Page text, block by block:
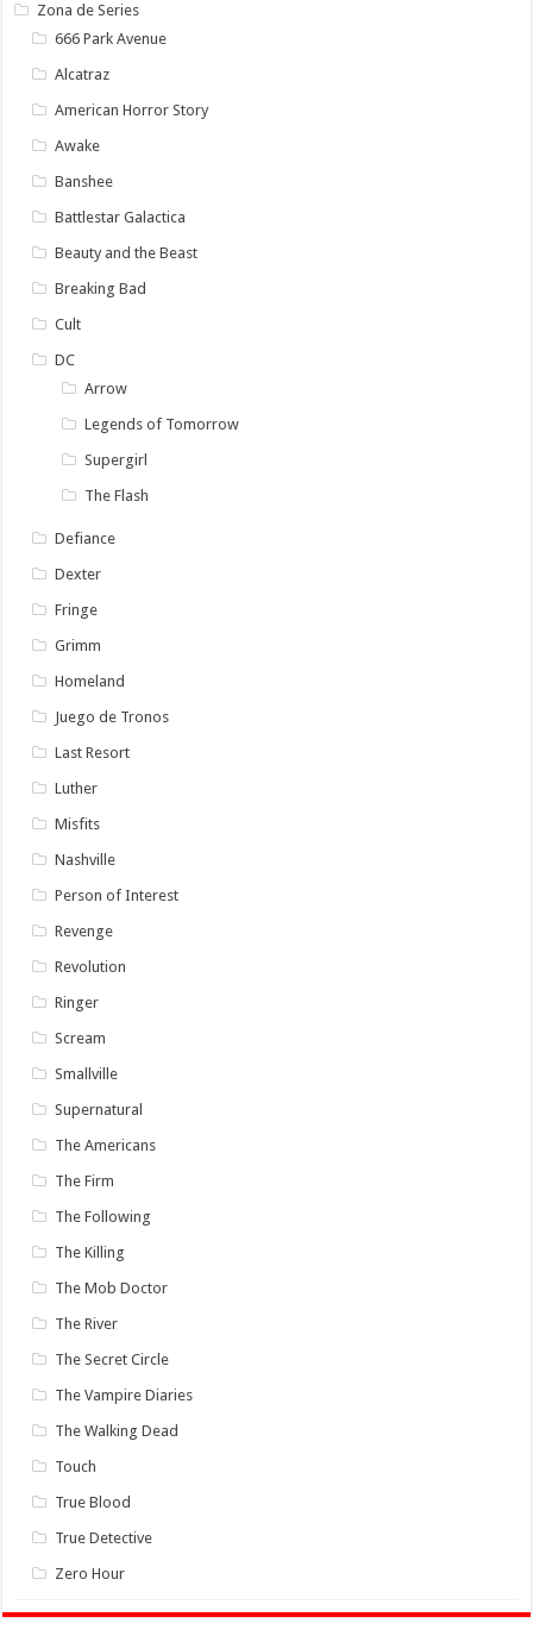
Zona de Series
666 Park Avenue
Alcatraz
American Horror Story
Awake
Banshee
Battlestar Galactica
Beauty and the Beast
Breaking Bad
Cult
DC
Arrow
Legends of Tomorrow
Supergirl
The Flash
Defiance
Dexter
Fringe
Grimm
Homeland
Juego de Tronos
Last Resort
Luther
Misfits
Nashville
Person of Interest
Revenge
Revolution
Ringer
Scream
Smallville
Supernatural
The Americans
The Firm
The Following
The Killing
The Mob Doctor
The River
The Secret Circle
The Vampire Diaries
The Walking Dead
Touch
True Blood
True Detective
Zero Hour